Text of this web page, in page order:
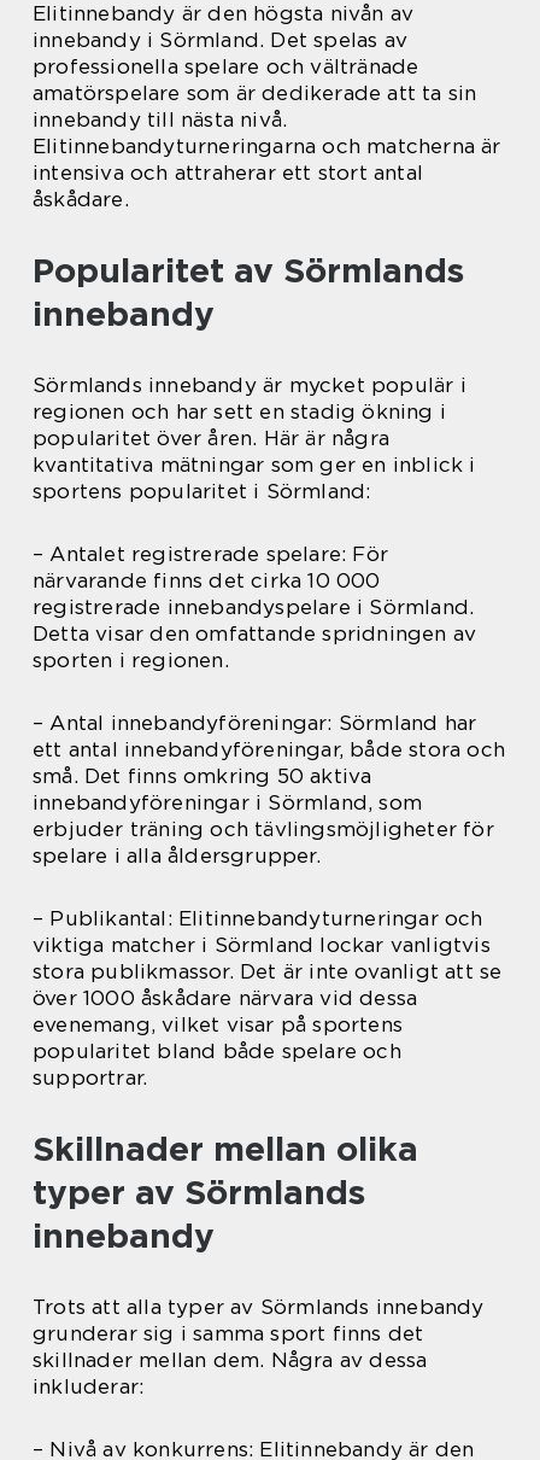
Elitinnebandy är den högsta nivån av
innebandy i Sörmland. Det spelas av
professionella spelare och vältränade
amatörspelare som är dedikerade att ta sin
innebandy till nästa nivå.
Elitinnebandyturneringarna och matcherna är
intensiva och attraherar ett stort antal
åskådare.
Popularitet av Sörmlands
innebandy
Sörmlands innebandy är mycket populär i
regionen och har sett en stadig ökning i
popularitet över åren. Här är några
kvantitativa mätningar som ger en inblick i
sportens popularitet i Sörmland:
– Antalet registrerade spelare: För
närvarande finns det cirka 10 000
registrerade innebandyspelare i Sörmland.
Detta visar den omfattande spridningen av
sporten i regionen.
– Antal innebandyföreningar: Sörmland har
ett antal innebandyföreningar, både stora och
små. Det finns omkring 50 aktiva
innebandyföreningar i Sörmland, som
erbjuder träning och tävlingsmöjligheter för
spelare i alla åldersgrupper.
– Publikantal: Elitinnebandyturneringar och
viktiga matcher i Sörmland lockar vanligtvis
stora publikmassor. Det är inte ovanligt att se
över 1000 åskådare närvara vid dessa
evenemang, vilket visar på sportens
popularitet bland både spelare och
supportrar.
Skillnader mellan olika
typer av Sörmlands
innebandy
Trots att alla typer av Sörmlands innebandy
grunderar sig i samma sport finns det
skillnader mellan dem. Några av dessa
inkluderar:
– Nivå av konkurrens: Elitinnebandy är den